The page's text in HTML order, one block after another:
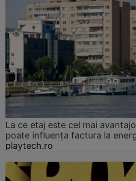
La ce etaj este cel mai
poate influența factura la
playtech.ro